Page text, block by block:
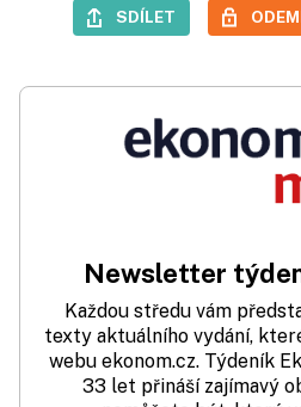
SDÍLET
Newsletter
Každou středu vám
texty aktuálního vydání,
webu ekonom.cz. Týdeník
33 let přináší zajímavý